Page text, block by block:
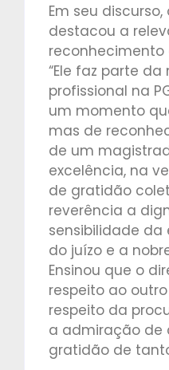
Em seu
destacou a
“Ele faz parte
profissional na
um momento
mas de
de um
excelência, na
de gratidão
reverência a
sensibilidade da
do juízo e a
Ensinou que o
respeito ao
respeito da
a admiração de
gratidão de